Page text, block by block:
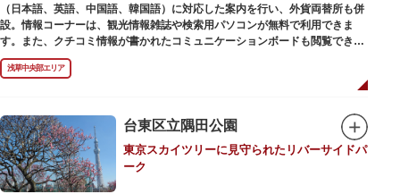
（日本語、英語、中国語、韓国語）に対応した案内を行い、外貨両替所も併
設。情報コーナーは、観光情報雑誌や検索用パソコンが無料で利用できま
す。また、クチコミ情報が書かれたコミュニケーションボードも閲覧できる
ので、とっておきの旅のヒントを得られるかも。多目的スペースでは、映像
を活用し台東区のみどころやイベント、歴史、文化を紹介。通常、イスが配
仲見世や、隅田川や東京スカイツリーも一望できるビュースポットとなって
います。
浅草の街並みに溶け込む平屋を重ねたようなおしゃれな外観は、日本を代表
する建築家・隈研吾氏によるデザイン。木の温もりあふれる空間は、初めて
浅草中央部エリア
台東区立隅田公園
東京スカイツリーに見守られたリバーサイドパ
ーク